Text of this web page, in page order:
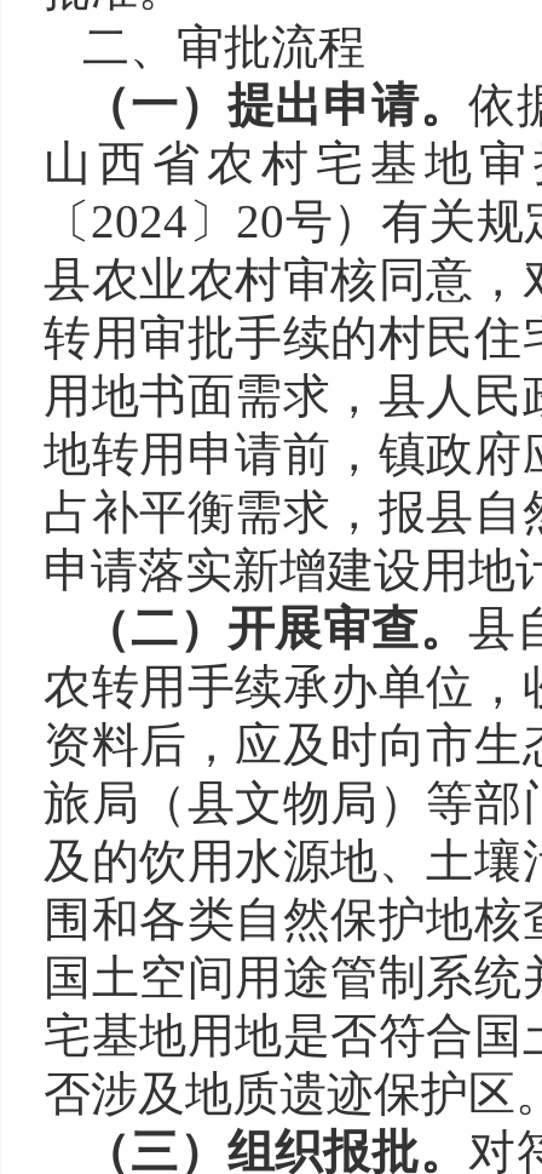
二、审批流程
（一）提出申请。 依
山西省农村宅基地
〔2024 〕 20号）有关规
县农业农村审核同意
转用审批手续的村民
用地书面需求，县人
地转用申请前，镇政
占补平衡需求，报县
申请落实新增建设用地
（二）开展审查。 县
农转用手续承办单位
资料后，应及时向市
旅局（县文物局）等
及的饮用水源地、土
围和各类自然保护地
国土空间用途管制系
宅基地用地是否符合
否涉及地质遗迹保护区
（三）组织报批。 对